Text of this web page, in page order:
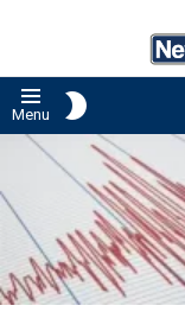
Menu
LATEST
STORIES